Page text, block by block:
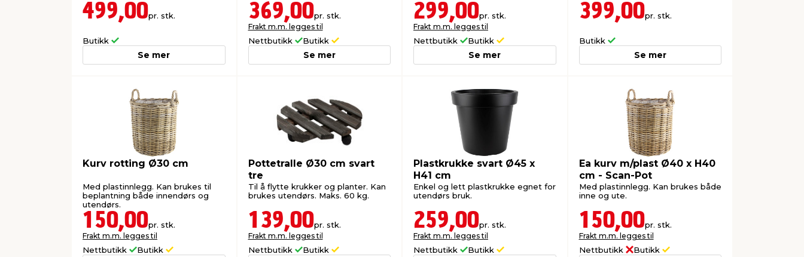
499,00pr. stk.
Butikk
Se mer
369,00pr. stk.
Frakt m.m. legges til
Nettbutikk Butikk
Se mer
299,00pr. stk.
Frakt m.m. legges til
Nettbutikk Butikk
Se mer
399,00pr. stk.
Butikk
Se mer
Kurv rotting Ø30 cm
Med plastinnlegg. Kan brukes til
beplantning både innendørs og
utendørs.
150,00pr. stk.
Frakt m.m. legges til
Nettbutikk Butikk
Pottetralle Ø30 cm svart
tre
Til å flytte krukker og planter. Kan
brukes utendørs. Maks. 60 kg.
139,00pr. stk.
Frakt m.m. legges til
Nettbutikk Butikk
Plastkrukke svart Ø45 x
H41 cm
Enkel og lett plastkrukke egnet for
utendørs bruk.
259,00pr. stk.
Frakt m.m. legges til
Nettbutikk Butikk
Ea kurv m/plast Ø40 x H40
cm - Scan-Pot
Med plastinnlegg. Kan brukes både
inne og ute.
150,00pr. stk.
Frakt m.m. legges til
Nettbutikk Butikk